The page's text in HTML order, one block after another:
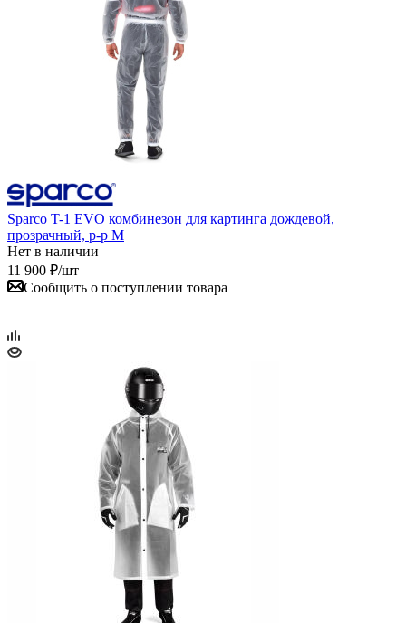
Sparco T-1 EVO комбинезон для картинга дождевой,
прозрачный, р-р M
Нет в наличии
11 900 ₽/шт
Сообщить о поступлении товара